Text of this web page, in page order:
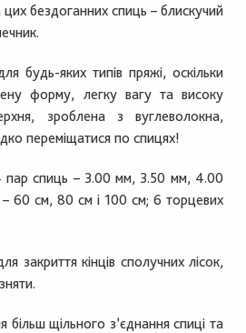
бездоганних спиць – блискучий
будь-яких типів пряжі, оскільки
форму, легку вагу та високу
зроблена з вуглеволокна,
переміщатися по спицях!
пар спиць – 3.00 мм, 3.50 мм, 4.00
60 см, 80 см і 100 см; 6 торцевих
закриття кінців сполучних лісок,
більш щільного з’єднання спиці та